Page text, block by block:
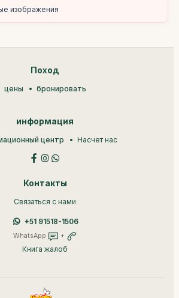
изображения
Поход
цены бронировать
информация
центр Насчет нас
Контакты
Связаться с нами
+51 91518-1506
WhatsApp +
Книга жалоб